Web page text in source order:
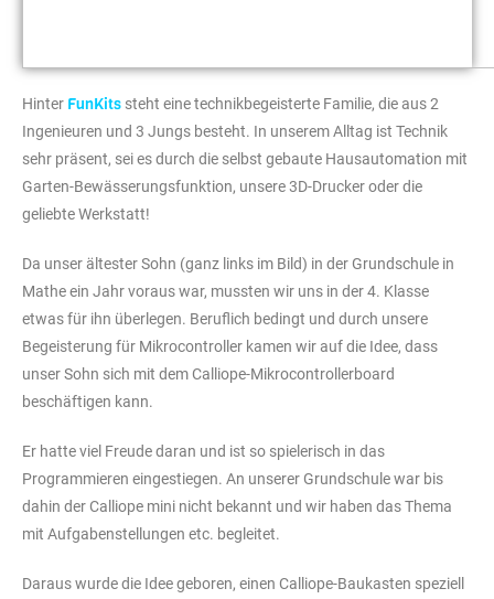
Hinter FunKits steht eine technikbegeisterte Familie, die aus 2
Ingenieuren und 3 Jungs besteht. In unserem Alltag ist Technik
sehr präsent, sei es durch die selbst gebaute Hausautomation mit
Garten-Bewässerungsfunktion, unsere 3D-Drucker oder die
geliebte Werkstatt!
Da unser ältester Sohn (ganz links im Bild) in der Grundschule in
Mathe ein Jahr voraus war, mussten wir uns in der 4. Klasse
etwas für ihn überlegen. Beruflich bedingt und durch unsere
Begeisterung für Mikrocontroller kamen wir auf die Idee, dass
unser Sohn sich mit dem Calliope-Mikrocontrollerboard
beschäftigen kann.
Er hatte viel Freude daran und ist so spielerisch in das
Programmieren eingestiegen. An unserer Grundschule war bis
dahin der Calliope mini nicht bekannt und wir haben das Thema
mit Aufgabenstellungen etc. begleitet.
Daraus wurde die Idee geboren, einen Calliope-Baukasten speziell